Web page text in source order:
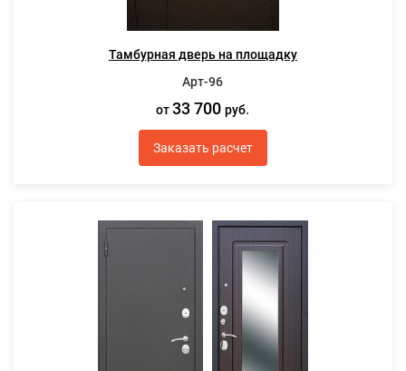
Тамбурная дверь на площадку
Арт-96
от33 700руб.
Заказать расчет